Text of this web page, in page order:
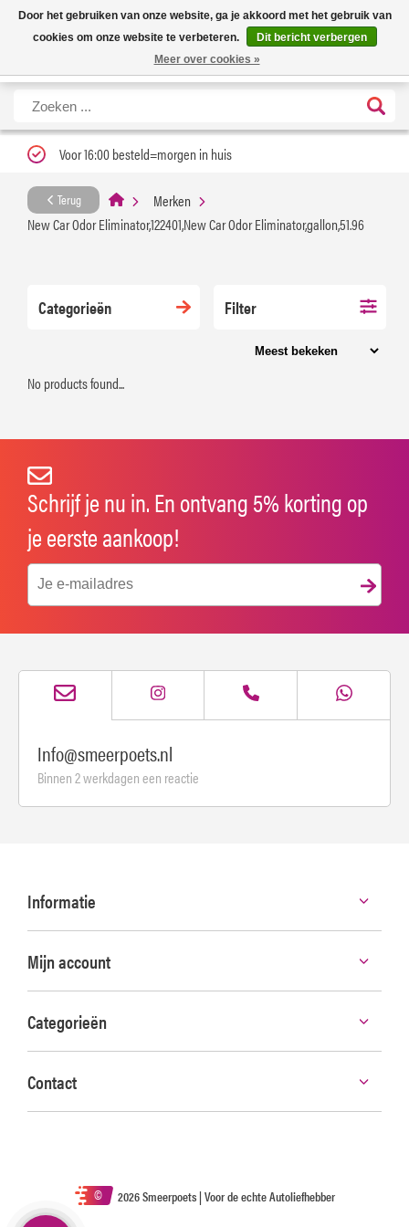
Nieuwe levertijd: 1 tot 3 werkdagen | Nu 25% korting op gehele assortiment
Carfume met kortingscode ''verfrissend''
X
Voor 16:00 besteld=morgen in huis
Terug
Merken
New Car Odor Eliminator,122401,New Car Odor Eliminator,gallon,51.96
Categorieën Filter
No products found...
Schrijf je nu in. En ontvang 5% korting op
je eerste aankoop!
Info@smeerpoets.nl
Binnen 2 werkdagen een reactie
Informatie
Mijn account
Categorieën
Contact
© 2026 Smeerpoets | Voor de echte Autoliefhebber
Door het gebruiken van onze website, ga je akkoord met het gebruik van
cookies om onze website te verbeteren.
Dit bericht verbergen
Meer over cookies »